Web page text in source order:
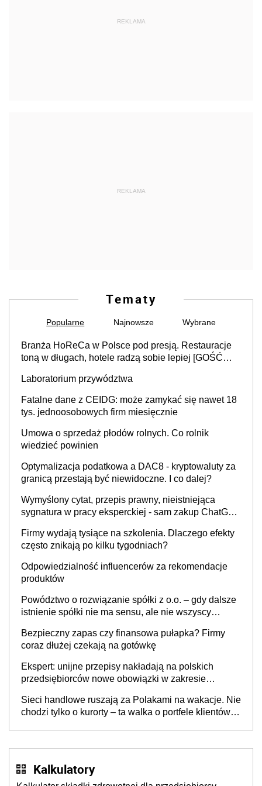
REKLAMA
REKLAMA
Tematy
Popularne Najnowsze Wybrane
Branża HoReCa w Polsce pod presją. Restauracje
toną w długach, hotele radzą sobie lepiej [GOŚĆ
Laboratorium przywództwa
Fatalne dane z CEIDG: może zamykać się nawet 18
tys. jednoosobowych firm miesięcznie
Umowa o sprzedaż płodów rolnych. Co rolnik
wiedzieć powinien
Optymalizacja podatkowa a DAC8 - kryptowaluty za
granicą przestają być niewidoczne. I co dalej?
Wymyślony cytat, przepis prawny, nieistniejąca
sygnatura w pracy eksperckiej - sam zakup ChatGPT
Firmy wydają tysiące na szkolenia. Dlaczego efekty
często znikają po kilku tygodniach?
Odpowiedzialność influencerów za rekomendacje
produktów
Powództwo o rozwiązanie spółki z o.o. – gdy dalsze
istnienie spółki nie ma sensu, ale nie wszyscy
Bezpieczny zapas czy finansowa pułapka? Firmy
coraz dłużej czekają na gotówkę
Ekspert: unijne przepisy nakładają na polskich
przedsiębiorców nowe obowiązki w zakresie
Sieci handlowe ruszają za Polakami na wakacje. Nie
chodzi tylko o kurorty – ta walka o portfele klientów
Kalkulatory